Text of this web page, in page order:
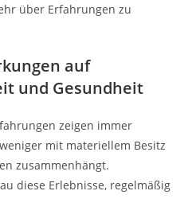
über Erfahrungen zu
auf
und Gesundheit
zeigen immer
mit materiellem Besitz
zusammenhängt.
diese Erlebnisse, regelmäßig